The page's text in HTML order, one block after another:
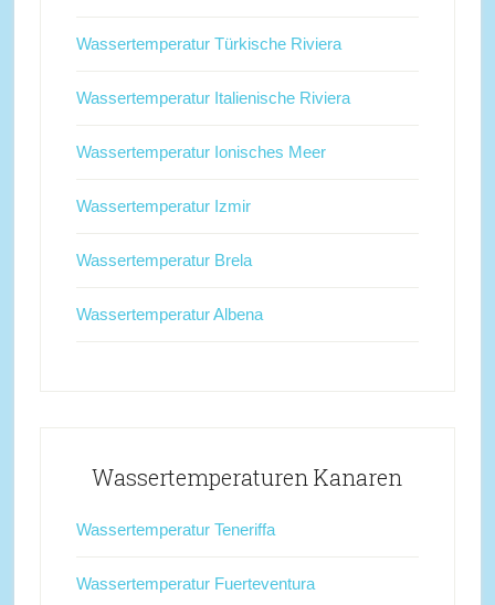
Wassertemperatur Türkische Riviera
Wassertemperatur Italienische Riviera
Wassertemperatur Ionisches Meer
Wassertemperatur Izmir
Wassertemperatur Brela
Wassertemperatur Albena
Wassertemperaturen Kanaren
Wassertemperatur Teneriffa
Wassertemperatur Fuerteventura